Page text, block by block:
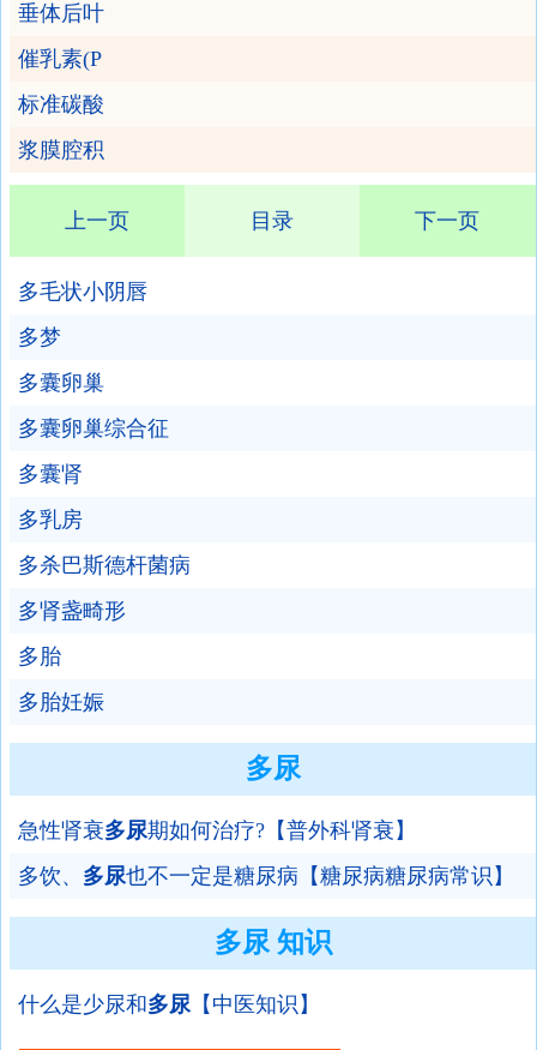
垂体后叶
催乳素(P
标准碳酸
浆膜腔积
上一页 目录 下一页
多毛状小阴唇
多梦
多囊卵巢
多囊卵巢综合征
多囊肾
多乳房
多杀巴斯德杆菌病
多肾盏畸形
多胎
多胎妊娠
多尿
急性肾衰多尿期如何治疗?【普外科肾衰】
多饮、 多尿也不一定是糖尿病【糖尿病糖尿病常识】
多尿 知识
什么是少尿和多尿【中医知识】